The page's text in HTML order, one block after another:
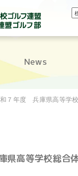
News
７年度 兵庫県高等学
高等学校総合